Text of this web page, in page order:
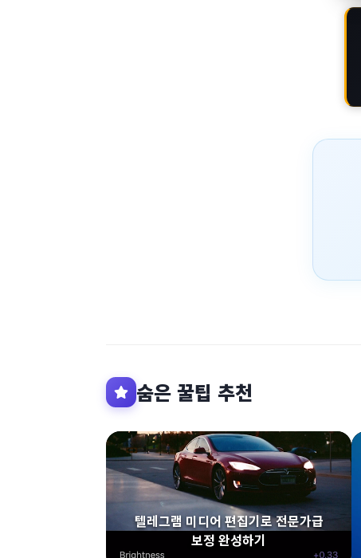
숨은 꿀팁 추천
텔레그램 미디어 편집기로 전문가급
보정 완성하기